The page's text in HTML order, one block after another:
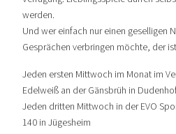
werden.
Und wer einfach nur einen geselligen
Gesprächen verbringen möchte, der
Jeden ersten Mittwoch im Monat im
Edelweiß an der Gänsbrüh in
Jeden dritten Mittwoch in der EVO
140 in Jügesheim